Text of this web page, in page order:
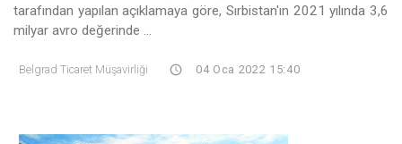
tarafından yapılan açıklamaya göre, Sırbistan'ın 2021 yılında 3,6
milyar avro değerinde ...
Belgrad Ticaret Müşavirliği 04 Oca 2022 15:40